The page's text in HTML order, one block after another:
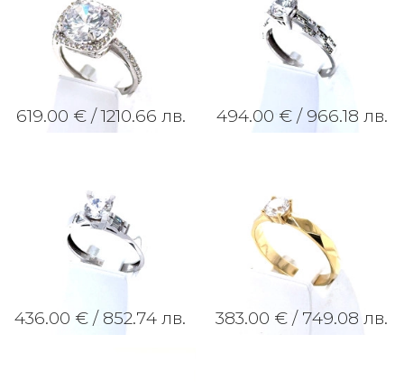
619.00 € / 1210.66 лв. 494.00 € / 966.18 лв.
436.00 € / 852.74 лв. 383.00 € / 749.08 лв.